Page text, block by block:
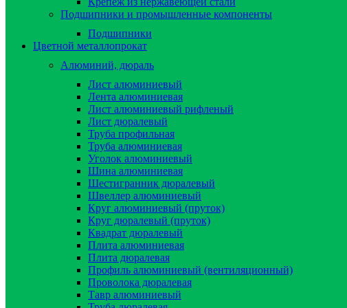
Подшипники и промышленные компоненты
Подшипники
Цветной металлопрокат
Алюминий, дюраль
Лист алюминиевый
Лента алюминиевая
Лист алюминиевый рифленый
Лист дюралевый
Труба профильная
Труба алюминиевая
Уголок алюминиевый
Шина алюминиевая
Шестигранник дюралевый
Швеллер алюминиевый
Круг алюминиевый (пруток)
Круг дюралевый (пруток)
Квадрат дюралевый
Плита алюминиевая
Плита дюралевая
Профиль алюминиевый (вентиляционный)
Проволока дюралевая
Тавр алюминиевый